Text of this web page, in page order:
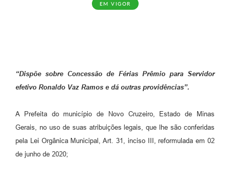
EM VIGOR
“Dispõe sobre Concessão de Férias Prêmio para Servidor
efetivo Ronaldo Vaz Ramos e dá outras providências”.
A Prefeita do município de Novo Cruzeiro, Estado de Minas
Gerais, no uso de suas atribuições legais, que lhe são conferidas
pela Lei Orgânica Municipal, Art. 31, inciso III, reformulada em 02
de junho de 2020;